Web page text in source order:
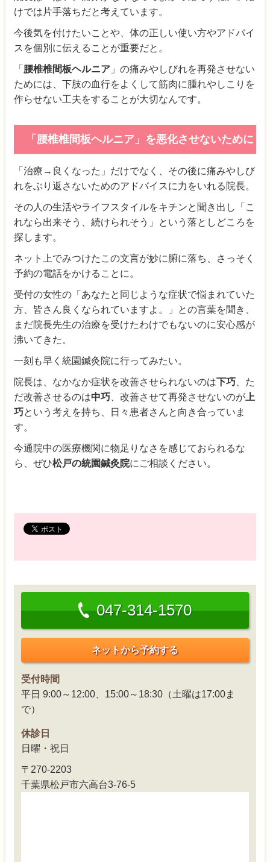
けでは片手落ちだと考えています。
今後気を付けたいことや、体の正しい使い方やアドバイ
スを個別に伝えることが重要だと。
「 腰椎椎間板ヘルニア 」の痛みやしびれを再発させない
ためには、下肢の血行をよくして筋肉に腫れやしこりを
作らせない工夫をすることが大切なんです。
「腰椎椎間板ヘルニア」を悪化させないために
「治療→良くなった」だけでなく、その後に痛みやしび
れをぶり返さないためのアドバイスに力をいれる院長。
その人の生活やライフスタイルをキチンと聞き出し「こ
れなら出来そう、続けられそう」という落としどころを
探します。
ネット上でみつけたこの文言が妙に腑に落ち、さっそく
予約の電話をかけることに。
受付の女性の「あなたと同じような症状で悩まれていた
方、皆さん良くなられていますよ。」との言葉を聞き、
まだ院長先生の治療を受けたわけでもないのに安心感が
沸いてきた。
一刻も早く統園鍼灸院に行ってみたい。
院長は、なかなか症状を改善させられないのは下巧 、た
だ改善させるのは中巧 、改善させて再発させないのが 上
巧という考えを持ち、日々患者さんと向き合っていま
す。
今通院中の医療機関に物足りなさを感じておられるな
ら、ぜひ松戸の統園鍼灸院にご相談ください。
047-314-1570
ネットから予約する
受付時間
平日 9:00～12:00、15:00～18:30（土曜は17:00ま
で）
休診日
日曜・祝日
〒270-2203
千葉県松戸市六高台3-76-5